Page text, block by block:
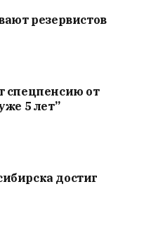
резервистов
спецпенсию от
5 лет”
достиг